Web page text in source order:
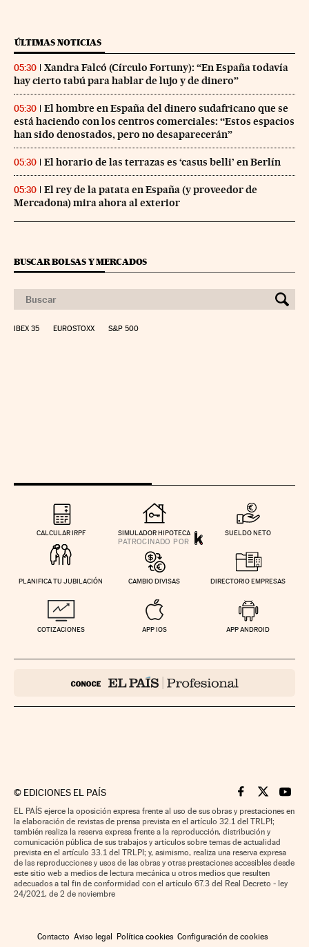
ÚLTIMAS NOTICIAS
05:30
Xandra Falcó (Círculo Fortuny): “En España todavía
hay cierto tabú para hablar de lujo y de dinero”
05:30
El hombre en España del dinero sudafricano que se
está haciendo con los centros comerciales: “Estos espacios
han sido denostados, pero no desaparecerán”
05:30 El horario de las terrazas es ‘casus belli’ en Berlín
05:30
El rey de la patata en España (y proveedor de
Mercadona) mira ahora al exterior
BUSCAR BOLSAS Y MERCADOS
IBEX 35 EUROSTOXX S&P 500
CALCULAR IRPF SIMULADOR HIPOTECA SUELDO NETO
PLANIFICA TU JUBILACIÓN CAMBIO DIVISAS DIRECTORIO EMPRESAS
COTIZACIONES APP IOS APP ANDROID
© EDICIONES EL PAÍS Cinco Días en
Cinco Días
Cinco
EL PAÍS ejerce la oposición expresa frente al uso de sus obras y prestaciones en
la elaboración de revistas de prensa prevista en el artículo 32.1 del TRLPI;
también realiza la reserva expresa frente a la reproducción, distribución y
comunicación pública de sus trabajos y artículos sobre temas de actualidad
prevista en el artículo 33.1 del TRLPI; y, asimismo, realiza una reserva expresa
de las reproducciones y usos de las obras y otras prestaciones accesibles desde
este sitio web a medios de lectura mecánica u otros medios que resulten
adecuados a tal fin de conformidad con el artículo 67.3 del Real Decreto - ley
24/2021, de 2 de noviembre
Contacto Aviso legal Política cookies Configuración de cookies